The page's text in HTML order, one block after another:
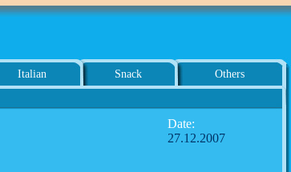
Italian Snack Others
Date:
27.12.2007